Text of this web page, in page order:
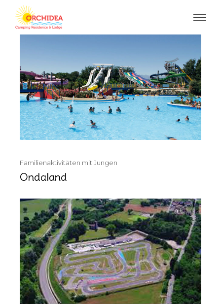
the
content
Familienaktivitäten mit Jungen
Ondaland